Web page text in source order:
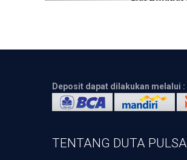
Deposit dapat dilakukan melalui :
TENTANG DUTA PULSA